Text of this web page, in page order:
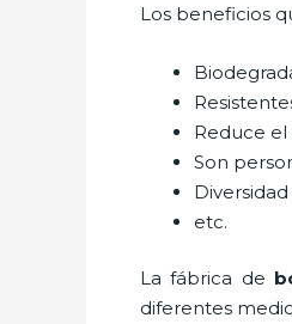
Los beneficios
Reduce
Son
etc.
La fábrica de
diferentes